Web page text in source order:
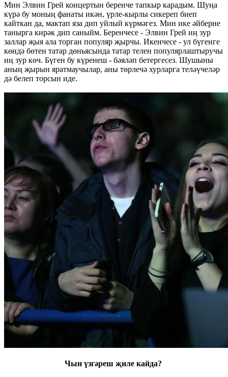
Мин Элвин Грей концертын беренче тапкыр карадым. Шуңа
күрә бу моның фанаты икән, үрле-кырлы сикереп биеп
кайткан да, мактап яза дип уйлый күрмәгез. Мин ике әйберне
танырга кирәк дип саныйм. Беренчесе - Элвин Грей иң зур
заллар җыя ала торган популяр җырчы. Икенчесе - ул бүгенге
көндә бөтен татар дөньясында татар телен популярлаштыручы
иң зур көч. Бүген бу күренеш - бәяләп бетергесез. Шушыны
аның җырын яратмаучылар, аны төрлечә хурларга теләүчеләр
дә белеп торсын иде.
Чын үзгәреш җиле кайда?